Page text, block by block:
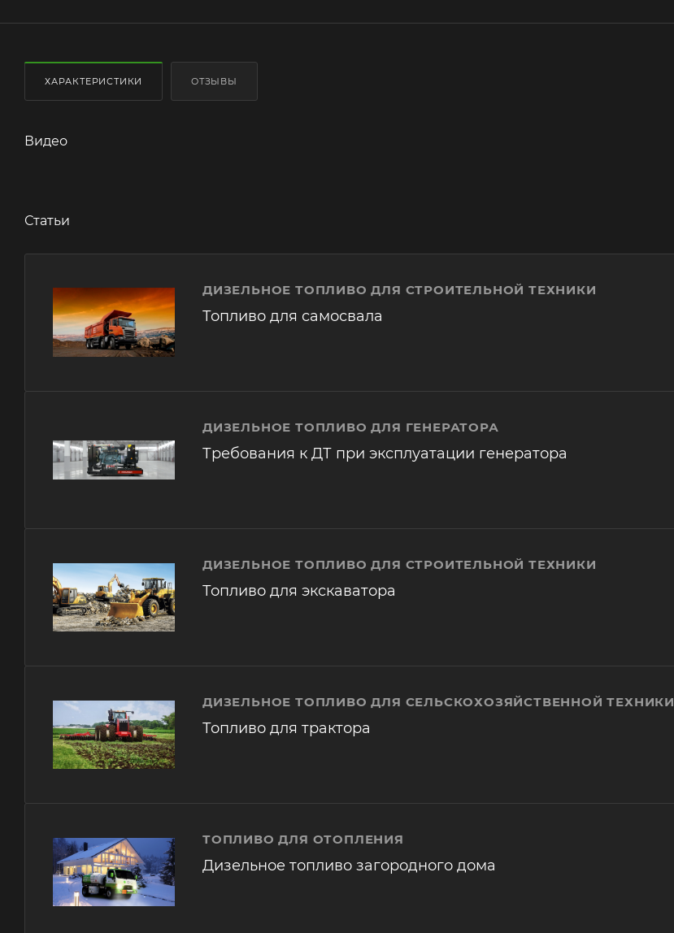
ХАРАКТЕРИСТИКИ ОТЗЫВЫ
Видео
Статьи
ДИЗЕЛЬНОЕ ТОПЛИВО ДЛЯ СТРОИТЕЛЬНОЙ ТЕХНИКИ
Топливо для самосвала
ДИЗЕЛЬНОЕ ТОПЛИВО ДЛЯ ГЕНЕРАТОРА
Требования к ДТ при эксплуатации генератора
ДИЗЕЛЬНОЕ ТОПЛИВО ДЛЯ СТРОИТЕЛЬНОЙ ТЕХНИКИ
Топливо для экскаватора
ДИЗЕЛЬНОЕ ТОПЛИВО ДЛЯ СЕЛЬСКОХОЗЯЙСТВЕННОЙ ТЕХНИКИ
Топливо для трактора
ТОПЛИВО ДЛЯ ОТОПЛЕНИЯ
Дизельное топливо загородного дома